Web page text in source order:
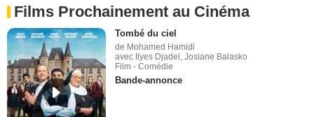
Films Prochainement au Cinéma
Tombé du ciel
de Mohamed Hamidi
avec Ilyes Djadel, Josiane Balasko
Film - Comédie
Bande-annonce